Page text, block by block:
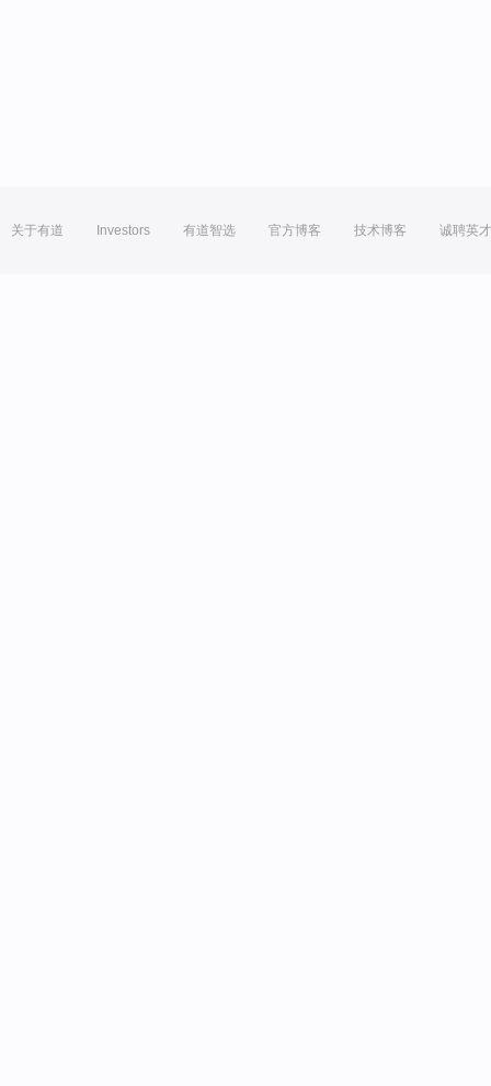
关于有道 Investors 有道智选 官方博客 技术博客 诚聘英才